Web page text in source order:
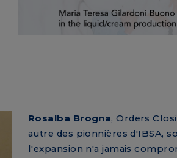
Rosalba Brogna, Orders
autre des pionnières d'IBSA,
l'expansion n'a jamais